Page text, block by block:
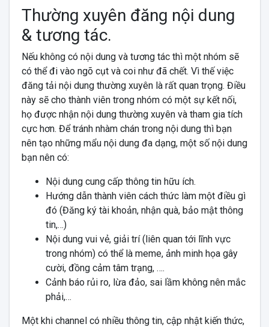
Thường xuyên đăng nội dung
& tương tác.
Nếu không có nội dung và tương tác thì một nhóm sẽ
có thể đi vào ngõ cụt và coi như đã chết. Vì thế việc
đăng tải nội dung thường xuyên là rất quan trọng. Điều
này sẽ cho thành viên trong nhóm có một sự kết nối,
họ được nhận nội dung thường xuyên và tham gia tích
cực hơn. Để tránh nhàm chán trong nội dung thì bạn
nên tạo những mẩu nội dung đa dạng, một số nội dung
bạn nên có:
Nội dung cung cấp thông tin hữu ích.
Hướng dẫn thành viên cách thức làm một điều gì
đó (Đăng ký tài khoản, nhận quà, bảo mật thông
tin,…)
Nội dung vui vẻ, giải trí (liên quan tới lĩnh vực
trong nhóm) có thể là meme, ảnh minh họa gây
cười, đồng cảm tâm trạng, ….
Cảnh báo rủi ro, lừa đảo, sai lầm không nên mắc
phải,…
Một khi channel có nhiều thông tin, cập nhật kiến thức,